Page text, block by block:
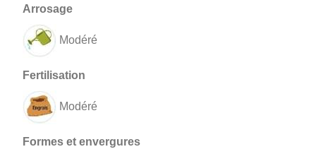
Modéré
Modéré